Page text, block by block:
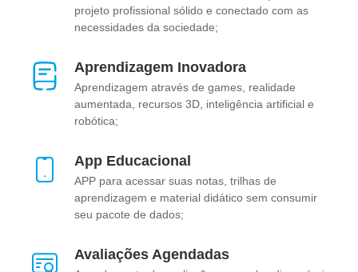
projeto profissional sólido e conectado com as
necessidades da sociedade;
Aprendizagem Inovadora
Aprendizagem através de games, realidade
aumentada, recursos 3D, inteligência artificial e
robótica;
App Educacional
APP para acessar suas notas, trilhas de
aprendizagem e material didático sem consumir
seu pacote de dados;
Avaliações Agendadas